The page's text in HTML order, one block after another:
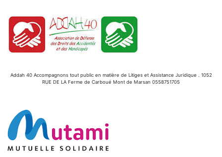
Addah 40 Accompagnons tout public en matière de Litiges et Assistance Juridique . 1052
RUE DE LA Ferme de Carboué Mont de Marsan 0558751705